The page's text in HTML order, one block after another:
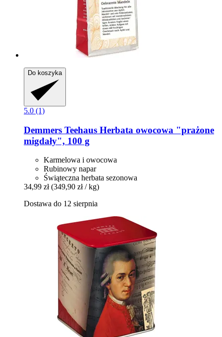
Do koszyka
5.0 (1)
Demmers Teehaus Herbata owocowa "prażone
migdały", 100 g
Karmelowa i owocowa
Rubinowy napar
Świąteczna herbata sezonowa
34,99 zł (349,90 zł / kg)
Dostawa do 12 sierpnia